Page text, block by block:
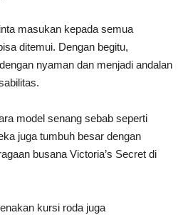
masukan kepada semua
ditemui. Dengan begitu,
nyaman dan menjadi andalan
model senang sebab seperti
juga tumbuh besar dengan
busana Victoria’s Secret di
kursi roda juga